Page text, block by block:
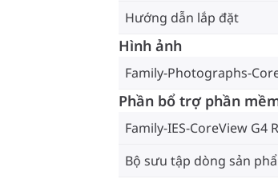
Hướng dẫn lắp đặt
Hình ảnh
Family-Photographs-
Phần bổ trợ phần
Family-IES-CoreView G4
Bộ sưu tập dòng sản